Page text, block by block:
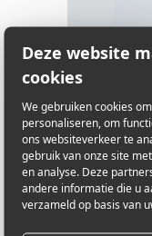
Deze website
cookies
We gebruiken cookies
personaliseren, om
ons websiteverkeer te
gebruik van onze site
en analyse. Deze
andere informatie die u
verzameld op basis van